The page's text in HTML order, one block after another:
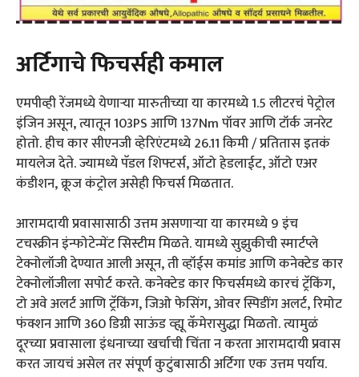
अर्टिगाचे फिचर्सही कमाल
एमपीव्ही रेंजमध्ये येणाऱ्या मारुतीच्या या कारमध्ये 1.5 लीटरचं पेट्रोल
इंजिन असून, त्यातून 103PS आणि 137Nm पॉवर आणि टॉर्क जनरेट
होतो. हीच कार सीएनजी व्हेरिएंटमध्ये 26.11 किमी / प्रतितास इतकं
मायलेज देते. ज्यामध्ये पॅडल शिफ्टर्स, ऑटो हेडलाईट, ऑटो एअर
कंडीशन, क्रूज कंट्रोल असेही फिचर्स मिळतात.
आरामदायी प्रवासासाठी उत्तम असणाऱ्या या कारमध्ये 9 इंच
टचस्क्रीन इंन्फोटेन्मेंट सिस्टीम मिळते. यामध्ये सुझुकीची स्मार्टप्ले
टेक्नोलॉजी देण्यात आली असून, ती व्हॉईस कमांड आणि कनेक्टेड कार
टेक्नोलॉजीला सपोर्ट करते. कनेक्टेड कार फिचर्समध्ये कारचं ट्रॅकिंग,
टो अवे अलर्ट आणि ट्रॅकिंग, जिओ फेसिंग, ओवर स्पिडींग अलर्ट, रिमोट
फंक्शन आणि 360 डिग्री साऊंड व्ह्यू कॅमेरासुद्धा मिळतो. त्यामुळं
दूरच्या प्रवासाला इंधनाच्या खर्चाची चिंता न करता आरामदायी प्रवास
करत जायचं असेल तर संपूर्ण कुटुंबासाठी अर्टिगा एक उत्तम पर्याय.